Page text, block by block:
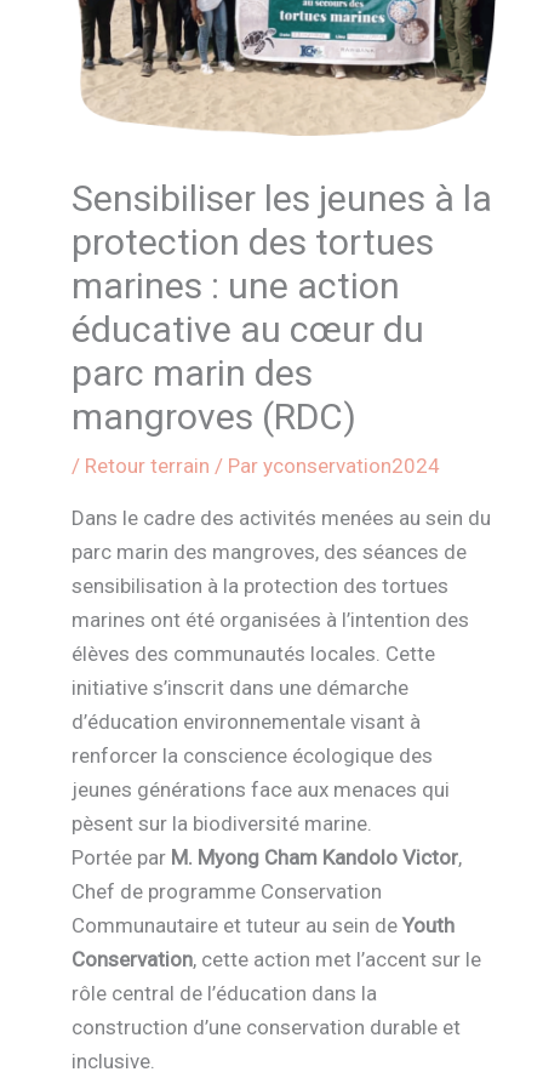
Sensibiliser les jeunes à la
protection des tortues
marines : une action
éducative au cœur du
parc marin des
mangroves (RDC)
/ Retour terrain / Paryconservation2024
Dans le cadre des activités menées au sein du
parc marin des mangroves, des séances de
sensibilisation à la protection des tortues
marines ont été organisées à l’intention des
élèves des communautés locales. Cette
initiative s’inscrit dans une démarche
d’éducation environnementale visant à
renforcer la conscience écologique des
jeunes générations face aux menaces qui
pèsent sur la biodiversité marine.
Portée par M. Myong Cham Kandolo Victor,
Chef de programme Conservation
Communautaire et tuteur au sein deYouth
Conservation, cette action met l’accent sur le
rôle central de l’éducation dans la
construction d’une conservation durable et
inclusive.